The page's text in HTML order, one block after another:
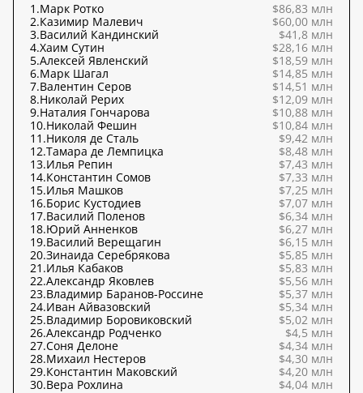
1.Марк Ротко
$86,83 млн
2.Казимир Малевич
$60,00 млн
3.Василий Кандинский
$41,8 млн
4.Хаим Сутин
$28,16 млн
5.Алексей Явленский
$18,59 млн
6.Марк Шагал
$14,85 млн
7.Валентин Серов
$14,51 млн
8.Николай Рерих
$12,09 млн
9.Наталия Гончарова
$10,88 млн
10.Николай Фешин
$10,84 млн
11.Николя де Сталь
$9,42 млн
12.Тамара де Лемпицка
$8,48 млн
13.Илья Репин
$7,43 млн
14.Константин Сомов
$7,33 млн
15.Илья Машков
$7,25 млн
16.Борис Кустодиев
$7,07 млн
17.Василий Поленов
$6,34 млн
18.Юрий Анненков
$6,27 млн
19.Василий Верещагин
$6,15 млн
20.Зинаида Серебрякова
$5,85 млн
21.Илья Кабаков
$5,83 млн
22.Александр Яковлев
$5,56 млн
23.Владимир Баранов-Россине
$5,37 млн
24.Иван Айвазовский
$5,34 млн
25.Владимир Боровиковский
$5,02 млн
26.Александр Родченко
$4,5 млн
27.Соня Делоне
$4,34 млн
28.Михаил Нестеров
$4,30 млн
29.Константин Маковский
$4,20 млн
30.Вера Рохлина $4,04 млн